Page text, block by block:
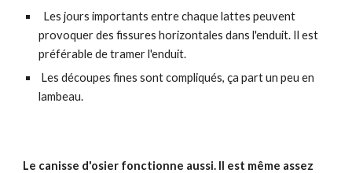
Les jours importants entre chaque lattes peuvent
provoquer des fissures horizontales dans l'enduit. Il est
préférable de tramer l'enduit.
Les découpes fines sont compliqués, ça part un peu en
lambeau.
Le canisse d'osier fonctionne aussi. Il est même assez